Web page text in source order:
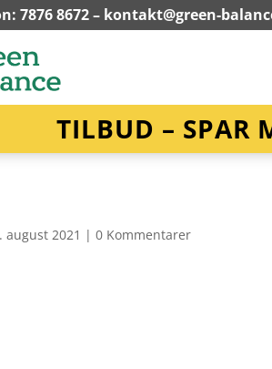
7876 8672 – kontakt@green-
TILBUD – SPAR
august 2021 |0 Kommentarer